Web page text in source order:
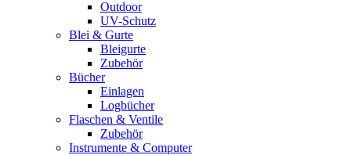
Outdoor
UV-Schutz
Blei & Gurte
Bleigurte
Zubehör
Bücher
Einlagen
Logbücher
Flaschen & Ventile
Zubehör
Instrumente & Computer